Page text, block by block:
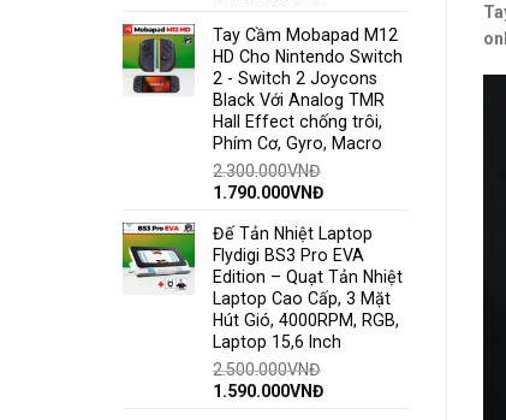
Tay Cầm Mobapad M12
HD Cho Nintendo Switch
2 - Switch 2 Joycons
Black Với Analog TMR
Hall Effect chống trôi,
Phím Cơ, Gyro, Macro
2.300.000VNĐ
1.790.000VNĐ
Đế Tản Nhiệt Laptop
Flydigi BS3 Pro EVA
Edition – Quạt Tản Nhiệt
Laptop Cao Cấp, 3 Mặt
Hút Gió, 4000RPM, RGB,
Laptop 15,6 Inch
2.500.000VNĐ
1.590.000VNĐ